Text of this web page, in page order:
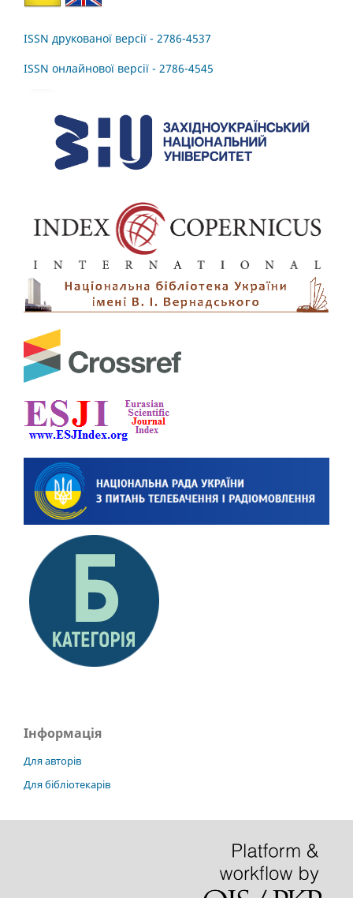
ISSN друкованої версії - 2786-4537
ISSN онлайнової версії - 2786-4545
Інформація
Для авторів
Для бібліотекарів